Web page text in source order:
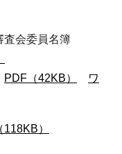
査会委員名簿
PDF（42KB）
ワ
）